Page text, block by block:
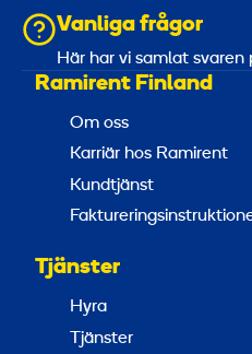
Vanliga frågor
Här har vi samlat
Ramirent Finland
Om oss
Karriär hos Ramirent
Kundtjänst
Tjänster
Hyra
Tjänster